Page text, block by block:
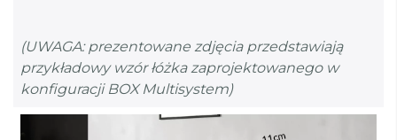
(UWAGA: prezentowane zdjęcia przedstawiają
przykładowy wzór łóżka zaprojektowanego w
konfiguracji BOX Multisystem)